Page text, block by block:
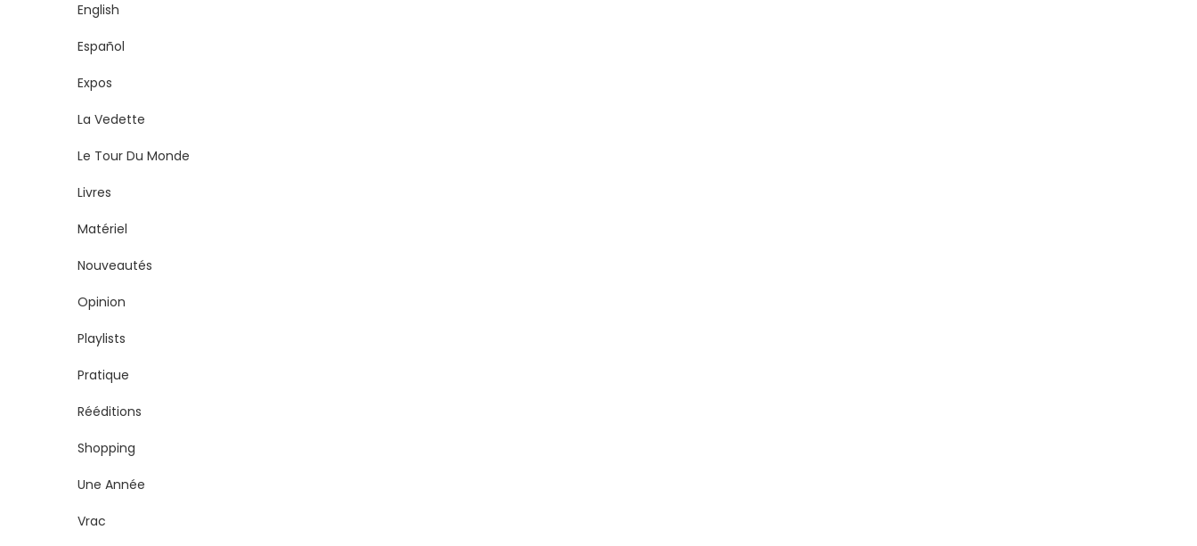
English
Español
Expos
La Vedette
Le Tour Du Monde
Livres
Matériel
Nouveautés
Opinion
Playlists
Pratique
Rééditions
Shopping
Une Année
Vrac